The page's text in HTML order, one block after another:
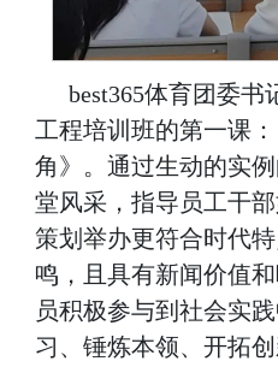
best365体育团委
工程培训班的第一课
角》。通过生动的实
堂风采，指导员工干
策划举办更符合时代
鸣，且具有新闻价值
员积极参与到社会实
习、锤炼本领、开拓